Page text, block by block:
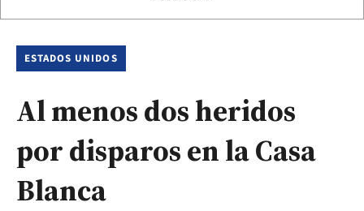
ESTADOS UNIDOS
Al menos dos heridos
por disparos en la Casa
Blanca